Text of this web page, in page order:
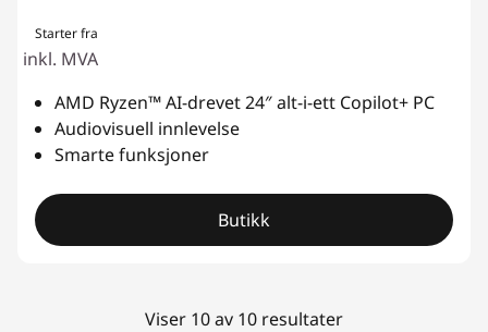
Starter fra
inkl. MVA
AMD Ryzen™ AI-drevet 24″ alt-i-ett Copilot+ PC
Audiovisuell innlevelse
Smarte funksjoner
Butikk
Viser 10 av 10 resultater